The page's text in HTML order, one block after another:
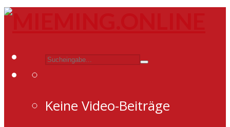
Keine Video-Beiträge